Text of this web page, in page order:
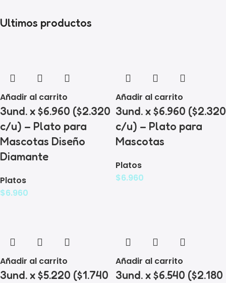
Ultimos productos
Añadir al carrito
3und. x $6.960 ($2.320
c/u) – Plato para
Mascotas Diseño
Diamante
Platos
$6.960
Añadir al carrito
3und. x $6.960 ($2.320
c/u) – Plato para
Mascotas
Platos
$6.960
Añadir al carrito
3und. x $5.220 ($1.740
Añadir al carrito
3und. x $6.540 ($2.180